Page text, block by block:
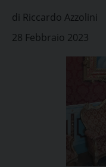
di Riccardo Azzolini
28 Febbraio 2023